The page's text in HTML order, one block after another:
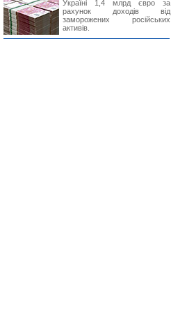
Україні 1,4 млрд євро за
рахунок доходів від
заморожених російських
активів.